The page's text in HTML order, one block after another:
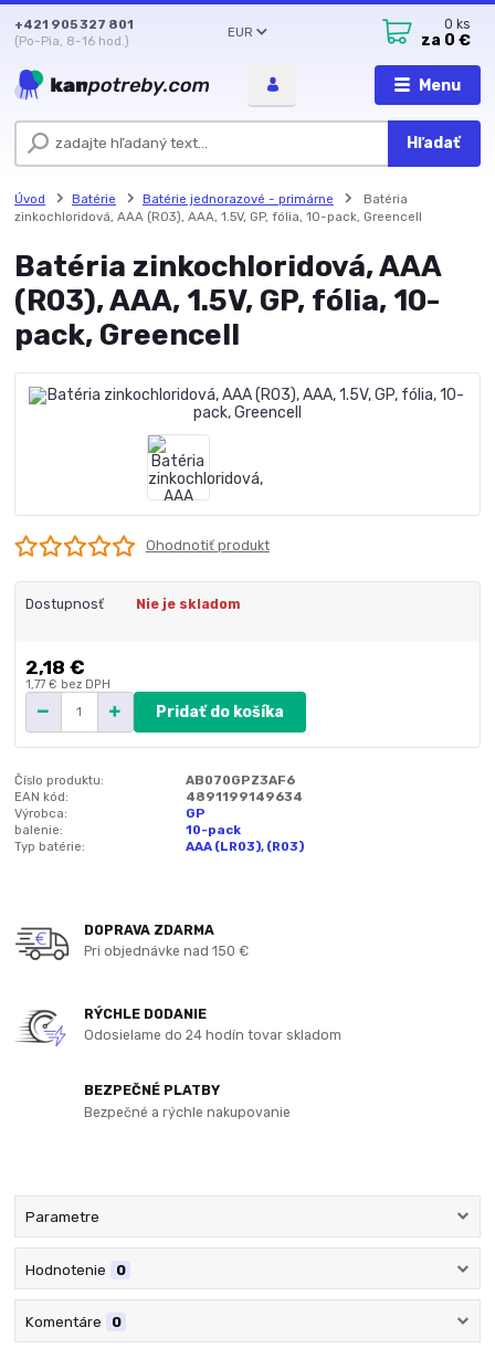
Menu
EUR
Hľadať
+421 905 327 801
(Po-Pia, 8-16 hod.)
0 ks
za 0 €
Úvod Batérie Batérie jednorazové - primárne
Batéria
zinkochloridová, AAA (R03), AAA, 1.5V, GP, fólia, 10-pack, Greencell
Batéria zinkochloridová, AAA
(R03), AAA, 1.5V, GP, fólia, 10-
pack, Greencell
Ohodnotiť produkt
Dostupnosť Nie je skladom
2,18 €
1,77 € bez DPH
Pridať do košíka
Číslo produktu:
AB070GPZ3AF6
EAN kód:
4891199149634
Výrobca:
GP
balenie:
10-pack
Typ batérie:
AAA (LR03), (R03)
DOPRAVA ZDARMA
Pri objednávke nad 150 €
RÝCHLE DODANIE
Odosielame do 24 hodín tovar skladom
BEZPEČNÉ PLATBY
Bezpečné a rýchle nakupovanie
Parametre
Hodnotenie 0
Komentáre 0